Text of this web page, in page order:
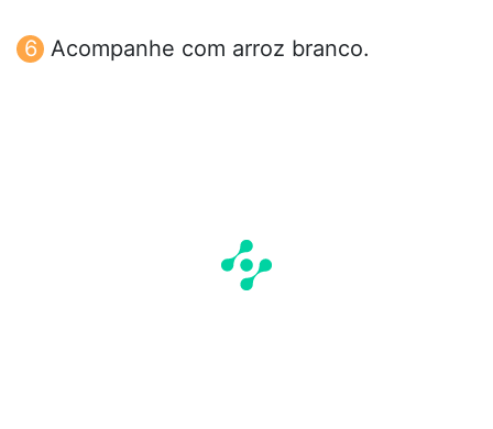
Acompanhe com arroz branco.